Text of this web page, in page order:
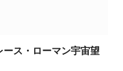
ース・ローマン宇宙望